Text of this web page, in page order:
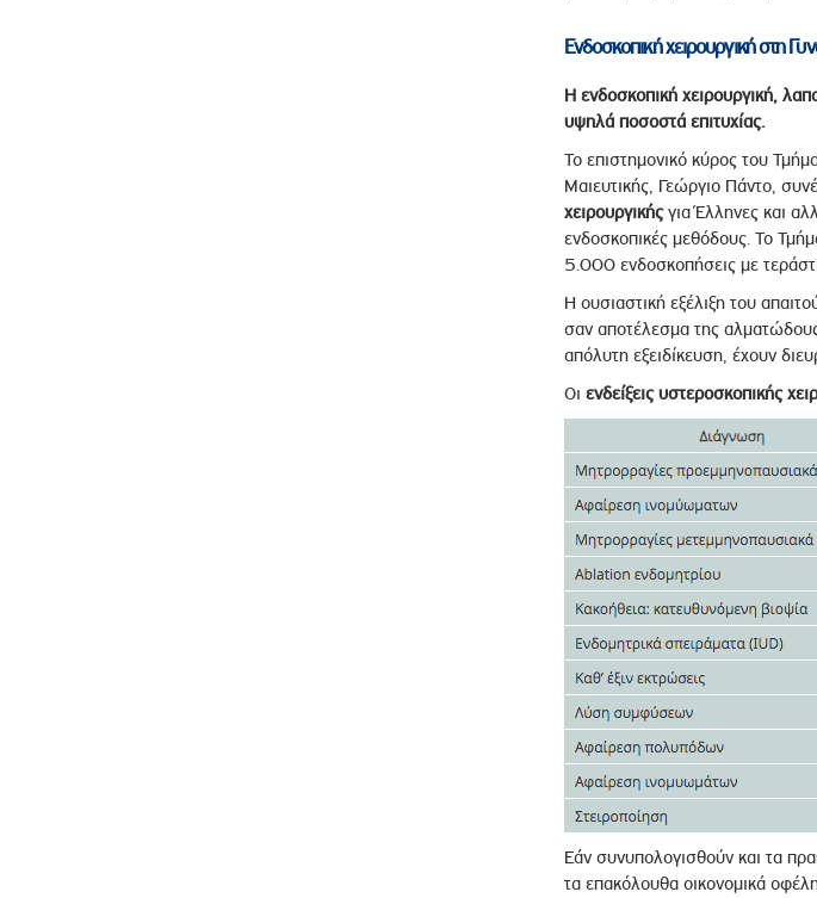
Ενδοσκοπική χειρουργική στη
Η ενδοσκοπική χειρουργική,
υψηλά ποσοστά επιτυχίας.
Το επιστημονικό κύρος του
Μαιευτικής, Γεώργιο Πάντο,
χειρουργικήςγια Έλληνες και
ενδοσκοπικές μεθόδους. Το
5.000 ενδοσκοπήσεις με
Η ουσιαστική εξέλιξη του
σαν αποτέλεσμα της
απόλυτη εξειδίκευση, έχουν
Οι ενδείξεις υστεροσκοπικής
Εάν συνυπολογισθούν και τα
τα επακόλουθα οικονομικά